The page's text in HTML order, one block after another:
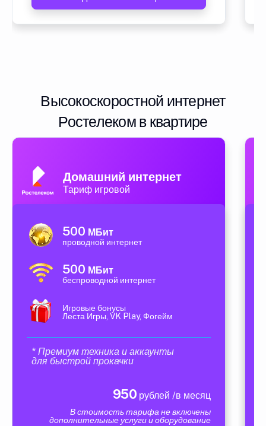
Высокоскоростной интернет
Ростелеком в квартире
Домашний интернет
Тариф игровой
500 МБит
проводной интернет
500 МБит
беспроводной интернет
Игровые бонусы
Леста Игры, VK Play, Фогейм
* Премиум техника и аккаунты
для быстрой прокачки
950 рублей /в месяц
В стоимость тарифа не включены
дополнительные услуги и оборудование